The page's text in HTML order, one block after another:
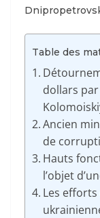
Table des
dollars
Ancien
de
Hauts
l’objet
Les